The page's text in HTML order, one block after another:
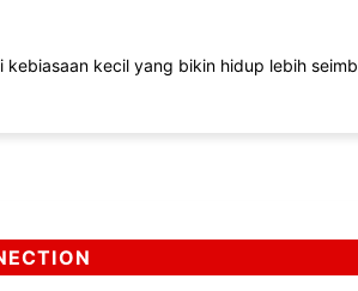
kecil yang bikin hidup lebih